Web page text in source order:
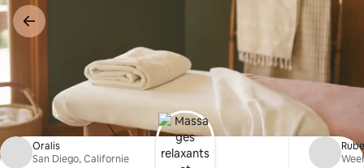
Aller
directement
au
contenu
Oralis
San Diego, Californie